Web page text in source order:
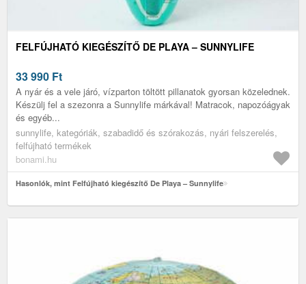
FELFÚJHATÓ KIEGÉSZÍTŐ DE PLAYA – SUNNYLIFE
33 990 Ft
A nyár és a vele járó, vízparton töltött pillanatok gyorsan közelednek.
Készülj fel a szezonra a Sunnylife márkával! Matracok, napozóágyak
és egyéb...
sunnylife, kategóriák, szabadidő és szórakozás, nyári felszerelés,
felfújható termékek
bonami.hu
Hasonlók, mint Felfújható kiegészítő De Playa – Sunnylife